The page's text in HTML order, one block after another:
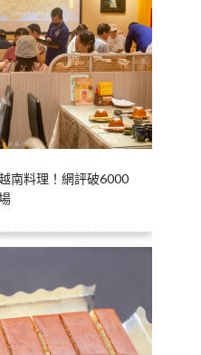
南料理！網評破6000